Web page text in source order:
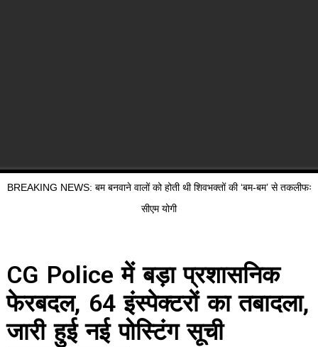
BREAKING NEWS: बम बनवाने वालों को होती थी शिवभक्तों की ‘बम-बम’ से तकलीफः
सीएम योगी
CG Police में बड़ा प्रशासनिक
फेरबदल, 64 इंस्पेक्टरों का तबादला,
जारी हुई नई पोस्टिंग सूची